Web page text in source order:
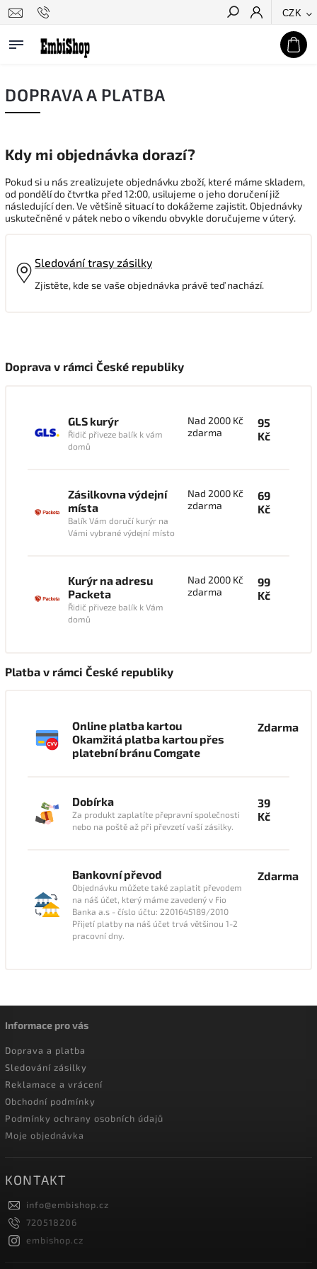
CZK
Hledat
DOPRAVA A PLATBA
Kdy mi objednávka dorazí?
Pokud si u nás zrealizujete objednávku zboží, které máme skladem,
od pondělí do čtvrtka před 12:00, usilujeme o jeho doručení již
následující den. Ve většině situací to dokážeme zajistit. Objednávky
uskutečněné v pátek nebo o víkendu obvykle doručujeme v úterý.
Sledování trasy zásilky
Zjistěte, kde se vaše objednávka právě teď nachází.
Doprava v rámci České republiky
GLS kurýr
Řidič přiveze balík k vám
domů
Nad 2000 Kč
zdarma
95
Kč
Zásilkovna výdejní
místa
Balík Vám doručí kurýr na
Vámi vybrané výdejní místo
Nad 2000 Kč
zdarma
69
Kč
Kurýr na adresu
Packeta
Řidič přiveze balík k Vám
domů
Nad 2000 Kč
zdarma
99
Kč
Platba v rámci České republiky
Online platba kartou
Okamžitá platba kartou přes
platební bránu Comgate
Zdarma
Dobírka
Za produkt zaplatíte přepravní společnosti
nebo na poště až při převzetí vaší zásilky.
39
Kč
Bankovní převod
Objednávku můžete také zaplatit převodem
na náš účet, který máme zavedený v Fio
Banka a.s - číslo účtu: 2201645189/2010
Přijetí platby na náš účet trvá většinou 1-2
pracovní dny.
Zdarma
Informace pro vás
Doprava a platba
Sledování zásilky
Reklamace a vrácení
Obchodní podmínky
Podmínky ochrany osobních údajů
Moje objednávka
KONTAKT
info@embishop.cz
720518206
embishop.cz